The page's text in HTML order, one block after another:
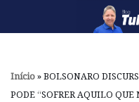
o
conteúdo
Início»BOLSONARO
PODE “SOFRER AQUILO QUE